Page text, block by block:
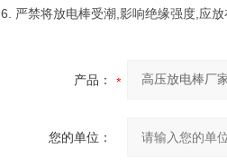
6. 严禁将放电棒受潮,影响绝缘强度,应放
产品：
您的单位：